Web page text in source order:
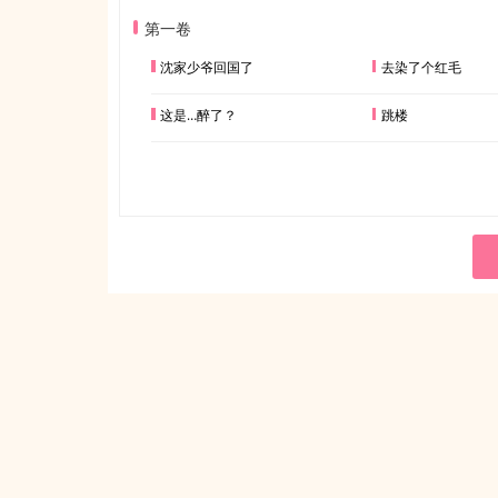
第一卷
沈家少爷回国了 去染了个红毛
这是…醉了？ 跳楼